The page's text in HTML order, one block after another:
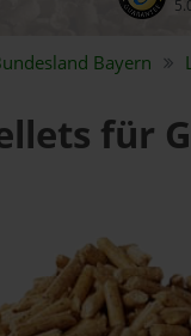
Bayern
für